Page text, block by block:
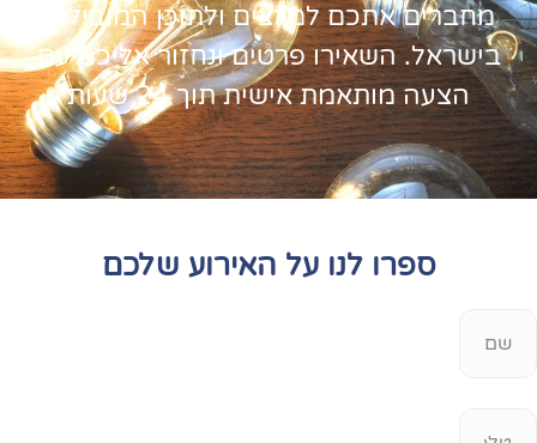
מחברים אתכם למרצים ולתוכן המובילים
בישראל. השאירו פרטים ונחזור אליכם עם
הצעה מותאמת אישית תוך 24 שעות
ספרו לנו על האירוע שלכם